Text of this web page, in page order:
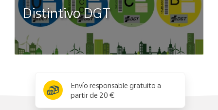
Distintivo DGT
Envío responsable gratuito a
partir de 20 €